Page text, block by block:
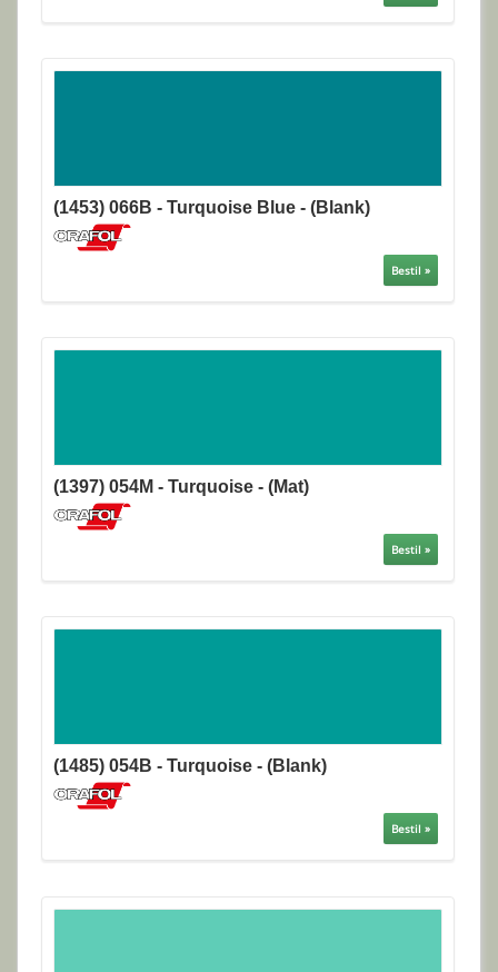
(1453) 066B - Turquoise Blue - (Blank)
Bestil »
(1397) 054M - Turquoise - (Mat)
Bestil »
(1485) 054B - Turquoise - (Blank)
Bestil »